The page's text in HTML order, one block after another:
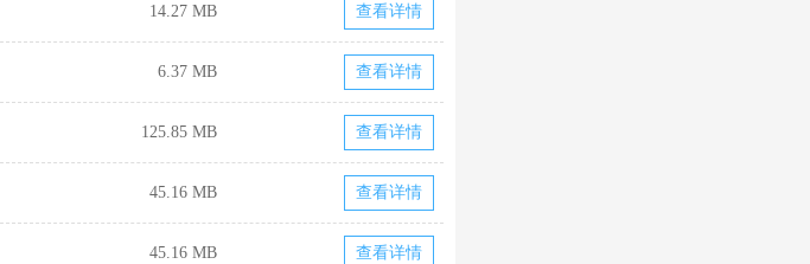
14.27 MB 查看详情
6.37 MB 查看详情
125.85 MB 查看详情
45.16 MB 查看详情
45.16 MB 查看详情